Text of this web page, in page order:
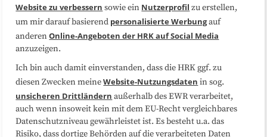
Datenschutzerklärung Impressum
Sitemap
Folgen Sie uns
Website zu verbessern sowie ein Nutzerprofil zu erstellen,
um mir darauf basierend personalisierte Werbungauf
anderenOnline-Angeboten der HRK auf Social Media
anzuzeigen.
Ich bin auch damit einverstanden, dass die HRK ggf. zu
diesen Zwecken meineWebsite-Nutzungsdaten in sog.
unsicheren Drittländern außerhalb des EWR verarbeitet,
auch wenn insoweit kein mit dem EU-Recht vergleichbares
Datenschutzniveau gewährleistet ist. Es besteht u.a. das
Risiko, dass dortige Behörden auf die verarbeiteten Daten